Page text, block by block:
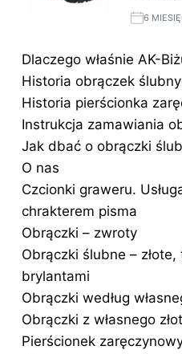
6
Dlaczego właśnie AK-
Historia obrączek
Historia pierścionka
Instrukcja zamawiania
Jak dbać o obrączki
O nas
Czcionki graweru.
chrakterem pisma
Obrączki – zwroty
Obrączki ślubne –
brylantami
Obrączki według
Obrączki z własnego
Pierścionek